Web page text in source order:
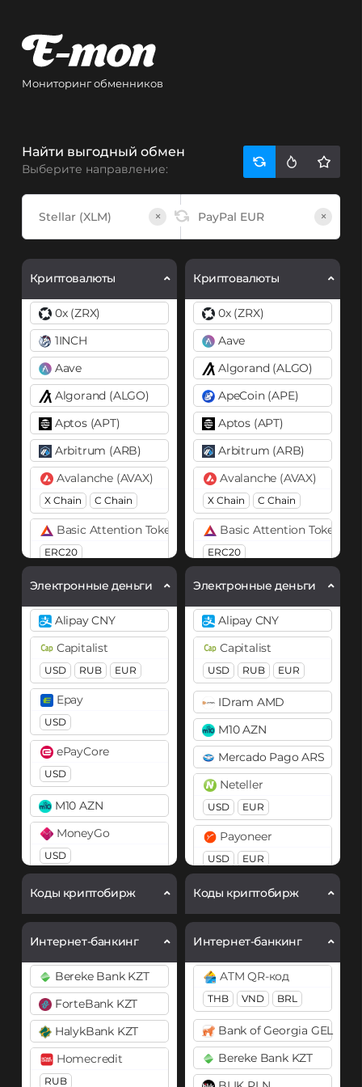
Мониторинг обменников
Найти выгодный обмен
Выберите направление:
× ×
Криптовалюты
0x (ZRX)
1INCH
Aave
Algorand (ALGO)
Aptos (APT)
Arbitrum (ARB)
Avalanche (AVAX)
X Chain C Chain
Basic Attention Token (BAT)
ERC20
Binance Coin (BNB)
BEP20
Bitcoin (BTC)
BTC BEP20
ARB
AVAXC
Bitcoin Cash (BCH)
Bitcoin SV (BSV)
BitTorrent (BTT)
Cardano (ADA)
Chainlink (LINK)
ERC20
Compound (COMP)
Cosmos (ATOM)
Curve (CRV)
ERC20
DASH
Decentraland (MANA)
Dogecoin (DOGE)
Электронные деньги
Alipay CNY
Capitalist
USD RUB EUR
Epay
USD
ePayCore
USD
M10 AZN
MoneyGo
USD
NixMoney
Payeer
USD EUR
Payoneer
USD EUR
Коды криптобирж
Интернет-банкинг
Bereke Bank KZT
ForteBank KZT
HalykBank KZT
Homecredit
RUB
Криптовалюты
0x (ZRX)
Aave
Algorand (ALGO)
ApeCoin (APE)
Aptos (APT)
Arbitrum (ARB)
Avalanche (AVAX)
X Chain C Chain
Basic Attention Token
ERC20
Binance Coin (BNB)
BEP20 BEP2
Bitcoin (BTC)
BTC
BEP20
Lightning
OP
ARB
AVAXC
Bitcoin Cash (BCH)
Bitcoin SV (BSV)
BitTorrent (BTT)
Cardano (ADA)
Chainlink (LINK)
BEP20 ERC20
Compound (COMP)
Cosmos (ATOM)
Cronos (CRO)
DAI
ERC20
DASH
Decentraland (MANA)
Dogecoin (DOGE)
Электронные деньги
Alipay CNY
Capitalist
USD RUB EUR
IDram AMD
M10 AZN
Mercado Pago ARS
Neteller
USD EUR
Payoneer
USD EUR
PayPal
PaySera
USD EUR
Paytm INR
Pix BRL
Qiwi
Коды криптобирж
Интернет-банкинг
ATM QR-код
THB VND BRL
Bank of Georgia GEL
Bereke Bank KZT